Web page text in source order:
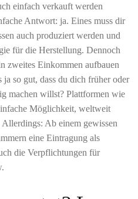
einfach verkauft werden
Antwort: ja. Eines muss dir
auch produziert werden und
für die Herstellung. Dennoch
zweites Einkommen aufbauen
so gut, dass du dich früher oder
machen willst? Plattformen wie
Möglichkeit, weltweit
Ab einem gewissen
eine Eintragung als
die Verpflichtungen für